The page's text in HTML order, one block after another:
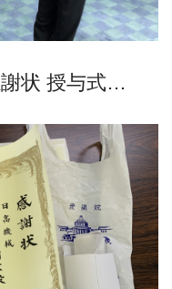
状 授与式…